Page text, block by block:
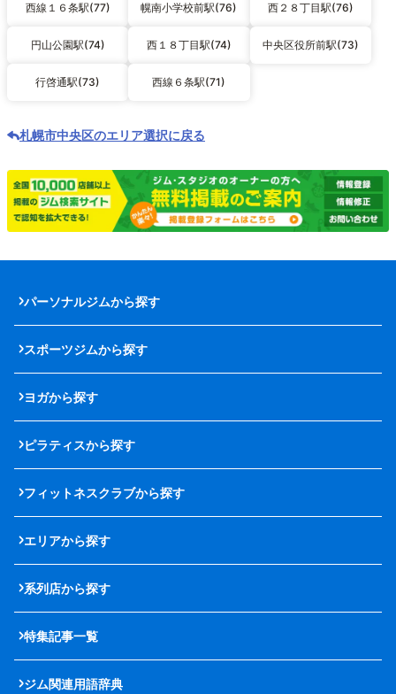
西線１６条駅(77) 幌南小学校前駅(76) 西２８丁目駅(76)
円山公園駅(74) 西１８丁目駅(74) 中央区役所前駅(73)
行啓通駅(73) 西線６条駅(71)
札幌市中央区のエリア選択に戻る
パーソナルジムから探す
スポーツジムから探す
ヨガから探す
ピラティスから探す
フィットネスクラブから探す
エリアから探す
系列店から探す
特集記事一覧
ジム関連用語辞典